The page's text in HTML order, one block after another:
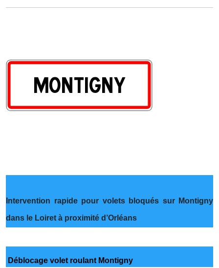
Intervention rapide pour volets bloqués sur Montigny
dans le Loiret à proximité d’Orléans
Déblocage volet roulant Montigny